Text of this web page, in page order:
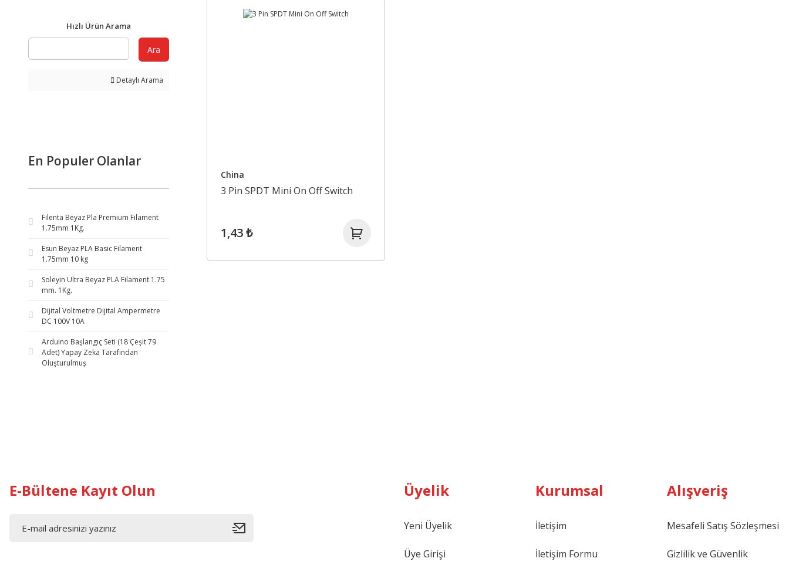
Hızlı Ürün Arama
Ara
Detaylı Arama
En Populer Olanlar
Filenta Beyaz Pla Premium Filament
1.75mm 1Kg.
Esun Beyaz PLA Basic Filament
1.75mm 10 kg
Soleyin Ultra Beyaz PLA Filament 1.75
mm. 1Kg.
Dijital Voltmetre Dijital Ampermetre
DC 100V 10A
Arduino Başlangıç Seti (18 Çeşit 79
Adet) Yapay Zeka Tarafından
Oluşturulmuş
China
3 Pin SPDT Mini On Off Switch
1,43 ₺
E-Bültene Kayıt Olun Üyelik
Yeni Üyelik
Üye Girişi
Kurumsal
İletişim
İletişim Formu
Alışveriş
Mesafeli Satış Sözleşmesi
Gizlilik ve Güvenlik